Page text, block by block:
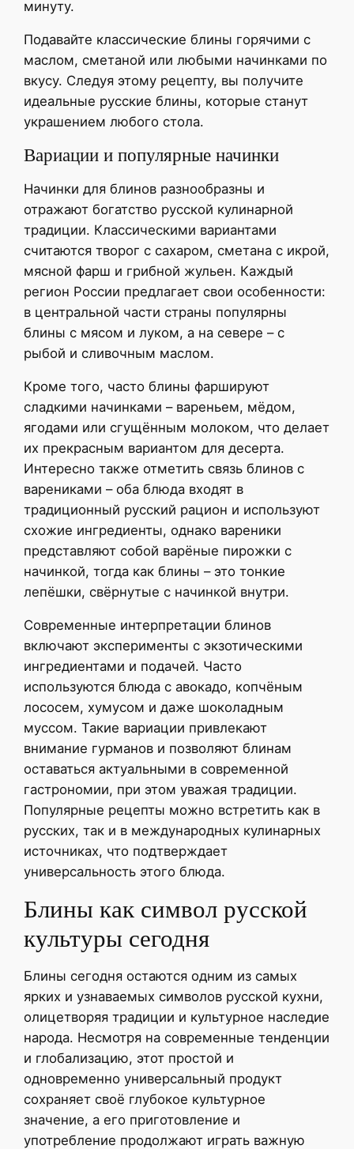
минуту.
Подавайте классические блины горячими с
маслом, сметаной или любыми начинками по
вкусу. Следуя этому рецепту, вы получите
идеальные русские блины, которые станут
украшением любого стола.
Вариации и популярные начинки
Начинки для блинов разнообразны и
отражают богатство русской кулинарной
традиции. Классическими вариантами
считаются творог с сахаром, сметана с икрой,
мясной фарш и грибной жульен. Каждый
регион России предлагает свои особенности:
в центральной части страны популярны
блины с мясом и луком, а на севере – с
рыбой и сливочным маслом.
Кроме того, часто блины фаршируют
сладкими начинками – вареньем, мёдом,
ягодами или сгущённым молоком, что делает
их прекрасным вариантом для десерта.
Интересно также отметить связь блинов с
варениками – оба блюда входят в
традиционный русский рацион и используют
схожие ингредиенты, однако вареники
представляют собой варёные пирожки с
начинкой, тогда как блины – это тонкие
лепёшки, свёрнутые с начинкой внутри.
Современные интерпретации блинов
включают эксперименты с экзотическими
ингредиентами и подачей. Часто
используются блюда с авокадо, копчёным
лососем, хумусом и даже шоколадным
муссом. Такие вариации привлекают
внимание гурманов и позволяют блинам
оставаться актуальными в современной
гастрономии, при этом уважая традиции.
Популярные рецепты можно встретить как в
русских, так и в международных кулинарных
источниках, что подтверждает
универсальность этого блюда.
Блины как символ русской
культуры сегодня
Блины сегодня остаются одним из самых
ярких и узнаваемых символов русской кухни,
олицетворяя традиции и культурное наследие
народа. Несмотря на современные тенденции
и глобализацию, этот простой и
одновременно универсальный продукт
сохраняет своё глубокое культурное
значение, а его приготовление и
употребление продолжают играть важную